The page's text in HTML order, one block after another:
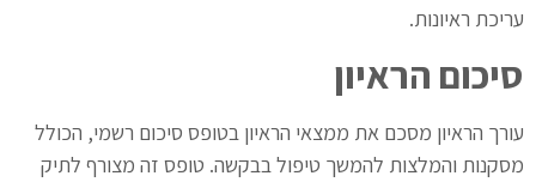
עריכת ראיונות.
סיכום הראיון
עורך הראיון מסכם את ממצאי הראיון בטופס סיכום רשמי, הכולל
מסקנות והמלצות להמשך טיפול בבקשה. טופס זה מצורף לתיק